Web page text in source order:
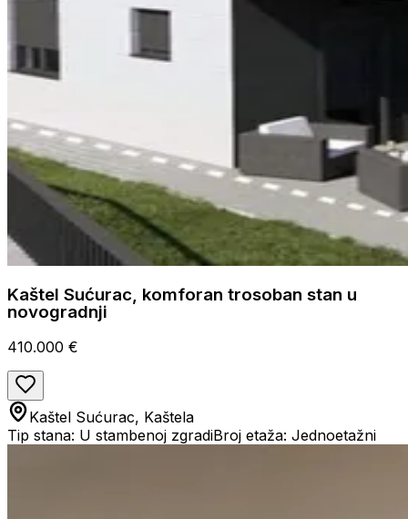
Kaštel Sućurac, komforan trosoban stan u
novogradnji
410.000 €
Kaštel Sućurac, Kaštela
Tip stana: U stambenoj zgradiBroj etaža: Jednoetažni